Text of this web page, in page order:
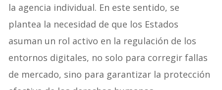
la agencia individual. En este sentido, se
plantea la necesidad de que los Estados
asuman un rol activo en la regulación de los
entornos digitales, no solo para corregir fallas
de mercado, sino para garantizar la protección